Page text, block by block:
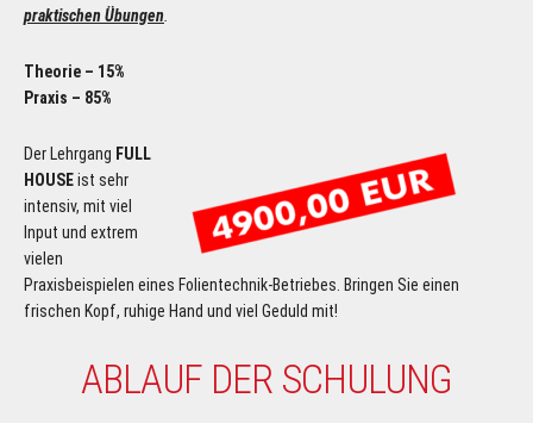
praktischen Übungen
Theorie – 15%
Praxis – 85%
Der Lehrgang FULL
HOUSEist sehr
intensiv, mit viel
Input und extrem
vielen
Praxisbeispielen eines Folientechnik-Betriebes. Bringen Sie einen
frischen Kopf, ruhige Hand und viel Geduld mit!
ABLAUF DER SCHULUNG